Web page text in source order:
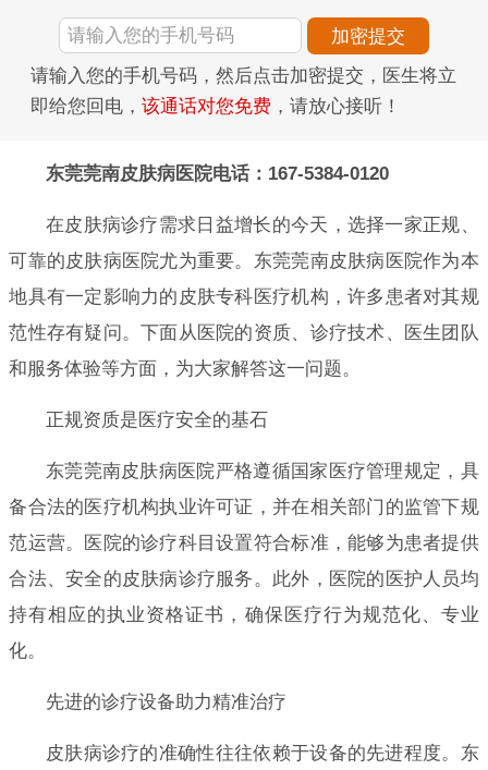
请输入您的手机号码，然后点击加密提交，医生将立
即给您回电， 该通话对您免费 ，请放心接听！
东莞莞南皮肤病医院电话：167-5384-0120
在皮肤病诊疗需求日益增长的今天，选择一家正规、
可靠的皮肤病医院尤为重要。东莞莞南皮肤病医院作为本
地具有一定影响力的皮肤专科医疗机构，许多患者对其规
范性存有疑问。下面从医院的资质、诊疗技术、医生团队
和服务体验等方面，为大家解答这一问题。
正规资质是医疗安全的基石
东莞莞南皮肤病医院严格遵循国家医疗管理规定，具
备合法的医疗机构执业许可证，并在相关部门的监管下规
范运营。医院的诊疗科目设置符合标准，能够为患者提供
合法、安全的皮肤病诊疗服务。此外，医院的医护人员均
持有相应的执业资格证书，确保医疗行为规范化、专业
化。
先进的诊疗设备助力精准治疗
皮肤病诊疗的准确性往往依赖于设备的先进程度。东